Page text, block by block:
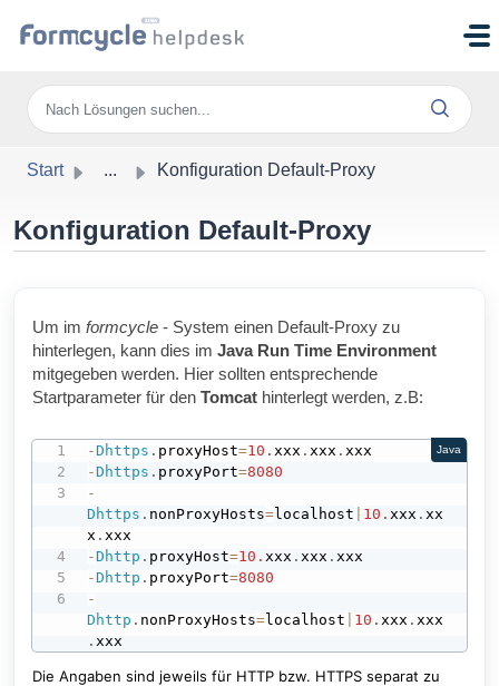
Start ... Konfiguration Default-Proxy
Konfiguration Default-Proxy
Um im formcycle - System einen Default-Proxy zu
hinterlegen, kann dies im Java Run Time Environment
mitgegeben werden. Hier sollten entsprechende
Startparameter für den Tomcat hinterlegt werden, z.B:
-Dhttps . proxyHost=10. xxx . xxx .
-Dhttps . proxyPort=8080
-
Dhttps . nonProxyHosts=localhost 10. xxx . xx
x .
-Dhttp . proxyHost=10. xxx . xxx .
-Dhttp . proxyPort=8080
-
Dhttp . nonProxyHosts=localhost 10. xxx . xxx
. xxx
Java
Die Angaben sind jeweils für HTTP bzw. HTTPS separat zu